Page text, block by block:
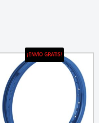
¡ENVÍO GRATIS!